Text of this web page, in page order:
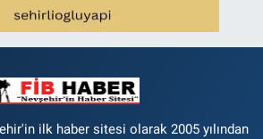
ilk haber sitesi olarak 2005 yılından